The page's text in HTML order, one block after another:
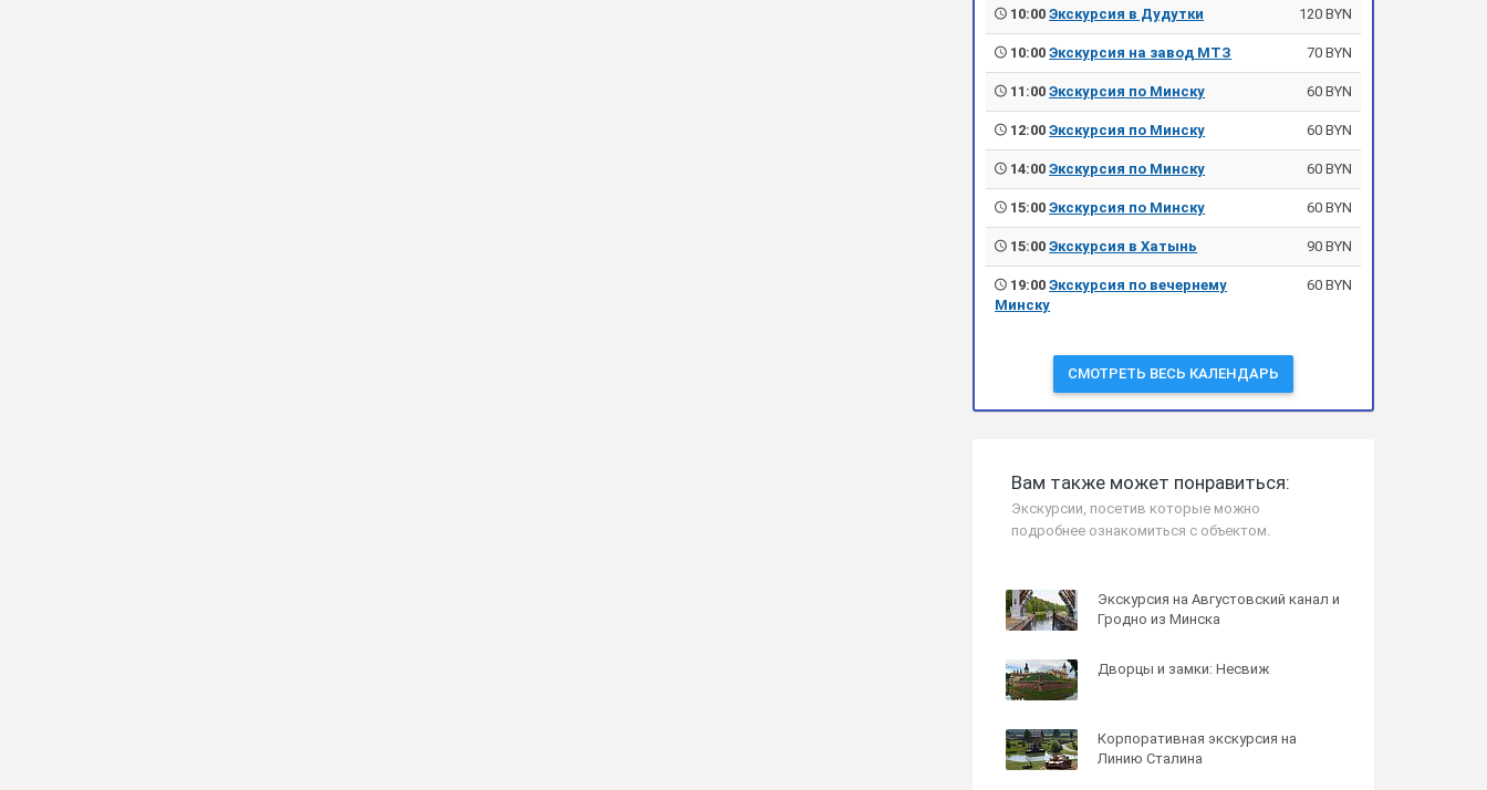
10:00Экскурсия в Дудутки 120 BYN
10:00Экскурсия на завод МТЗ 70 BYN
11:00Экскурсия по Минску 60 BYN
12:00Экскурсия по Минску 60 BYN
14:00Экскурсия по Минску 60 BYN
15:00Экскурсия по Минску 60 BYN
15:00Экскурсия в Хатынь 90 BYN
19:00Экскурсия по вечернему
Минску
60 BYN
СМОТРЕТЬ ВЕСЬ КАЛЕНДАРЬ
Вам также может понравиться:
Экскурсии, посетив которые можно
подробнее ознакомиться с объектом.
Экскурсия на Августовский канал и
Гродно из Минска
Дворцы и замки: Несвиж
Корпоративная экскурсия на
Линию Сталина